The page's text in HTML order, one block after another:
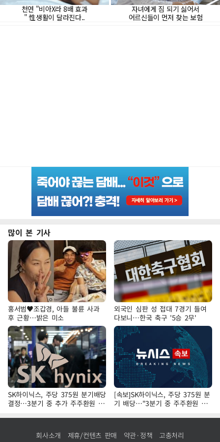
많이 본 기사
홍서범♥조갑경, 아들 불륜 사과
후 근황…밝은 미소
외국인 심판 성 접대 7경기 들여
다보니…한국 축구 '5승 2무'
SK하이닉스, 주당 375원 분기배당
결정…3분기 중 추가 주주환원 발
표
[속보]SK하이닉스, 주당 375원 분
기 배당…"3분기 중 주주환원 방
안 확정"
회사소개 제휴/컨텐츠 판매 약관·정책 고충처리